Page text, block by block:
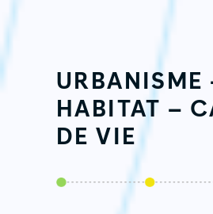
URBANISME
HABITAT –
DE VIE